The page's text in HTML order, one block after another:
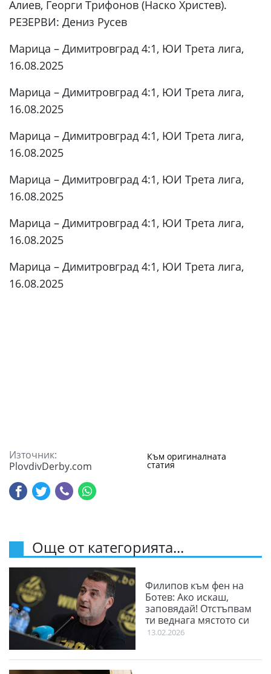
Алиев, Георги Трифонов (Наско Христев).
РЕЗЕРВИ: Дениз Русев
Марица – Димитровград 4:1, ЮИ Трета лига,
16.08.2025
Марица – Димитровград 4:1, ЮИ Трета лига,
16.08.2025
Марица – Димитровград 4:1, ЮИ Трета лига,
16.08.2025
Марица – Димитровград 4:1, ЮИ Трета лига,
16.08.2025
Марица – Димитровград 4:1, ЮИ Трета лига,
16.08.2025
Марица – Димитровград 4:1, ЮИ Трета лига,
16.08.2025
Източник:
PlovdivDerby.com
Към оригиналната
статия
Още от категорията...
Филипов към фен на
Ботев: Ако искаш,
заповядай! Отстъпвам
ти веднага мястото си
13.02.2026